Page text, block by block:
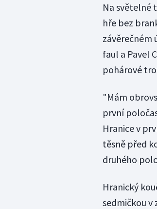
Na světelné
hře bez
závěrečném
faul a Pavel
pohárové
"Mám
první
Hranice v
těsně před
druhého
Hranický
sedmičkou v